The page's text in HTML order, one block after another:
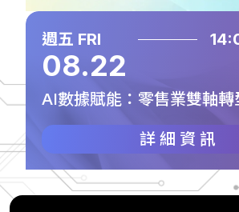
週五 FRI
08.22
AI數據賦能：零售業雙軸轉
詳細資訊